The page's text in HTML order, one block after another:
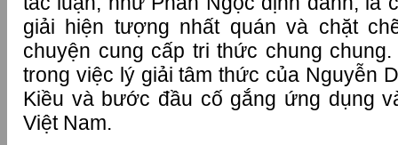
giải hiện tượng nhất quán và chặt
chuyện cung cấp tri thức chung
trong việc lý giải tâm thức của Nguyễn
Kiều và bước đầu cố gắng ứng dụng
Việt Nam.